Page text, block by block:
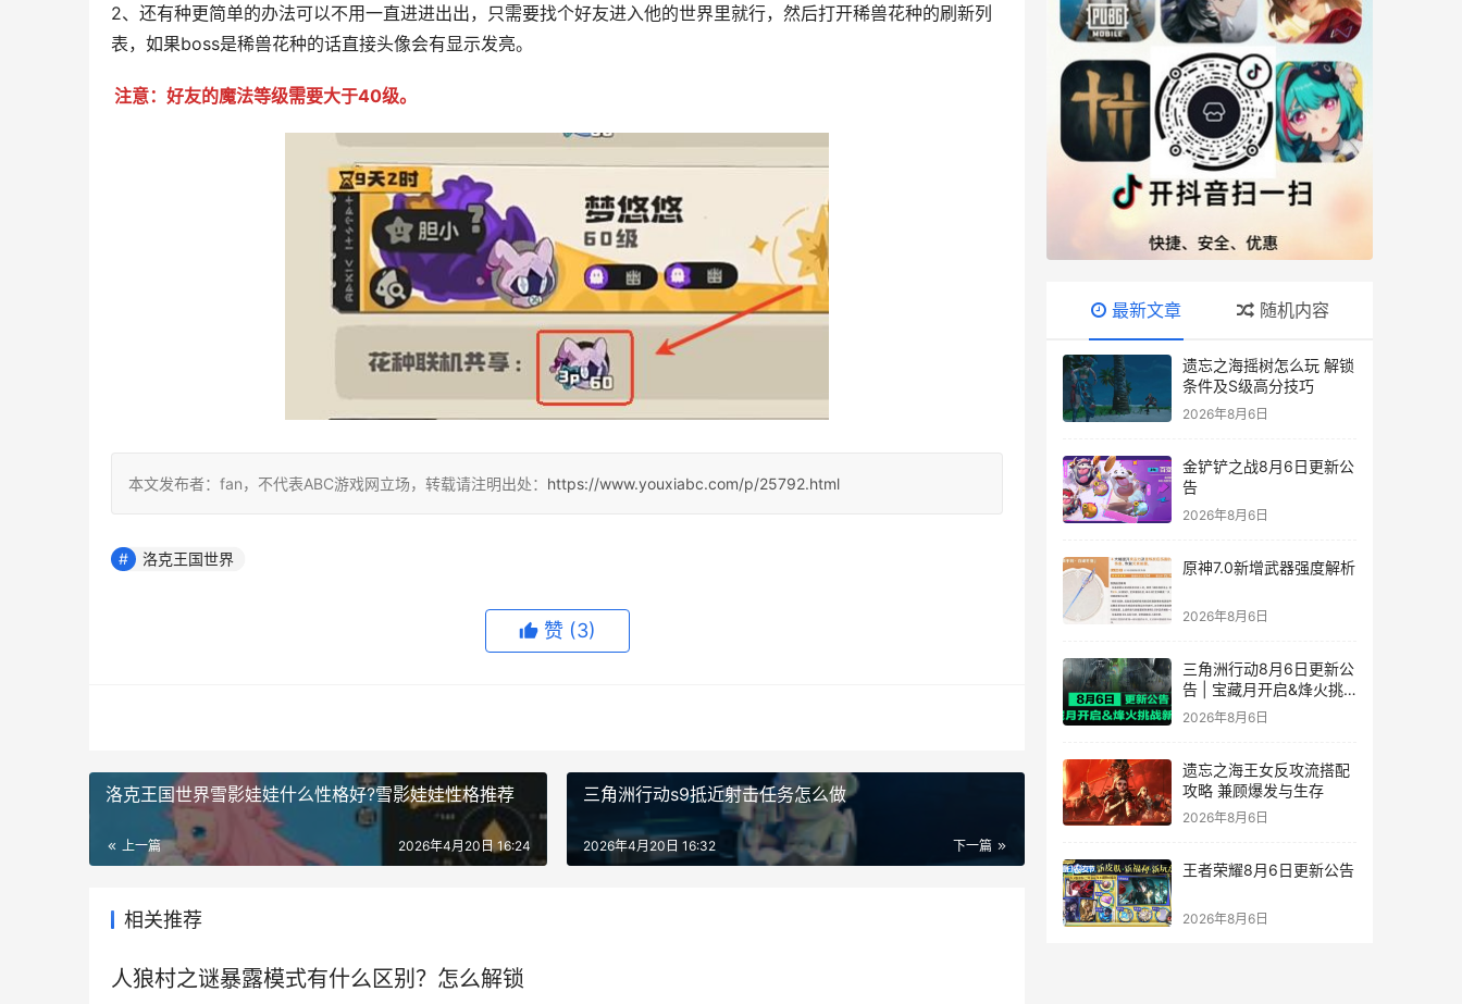
2、还有种更简单的办法可以不用一直进进出出，只需要找个好友进入他的世界里就行，然后打开稀兽花种的刷新列
表，如果boss是稀兽花种的话直接头像会有显示发亮。
注意：好友的魔法等级需要大于40级。
本文发布者：fan，不代表ABC游戏网立场，转载请注明出处： https://www.youxiabc.com/p/25792.html
洛克王国世界
赞 (3)
洛克王国世界雪影娃娃什么性格好?雪影娃娃性格推荐
上一篇 2026年4月20日 16:24
三角洲行动s9抵近射击任务怎么做
下一篇
2026年4月20日 16:32
相关推荐
人狼村之谜暴露模式有什么区别？怎么解锁
最新文章 随机内容
遗忘之海摇树怎么玩 解锁
条件及S级高分技巧
2026年8月6日
金铲铲之战8月6日更新公
告
2026年8月6日
原神7.0新增武器强度解析
2026年8月6日
三角洲行动8月6日更新公
告 | 宝藏月开启&烽火挑
战新赛段！
2026年8月6日
遗忘之海王女反攻流搭配
攻略 兼顾爆发与生存
2026年8月6日
王者荣耀8月6日更新公告
2026年8月6日